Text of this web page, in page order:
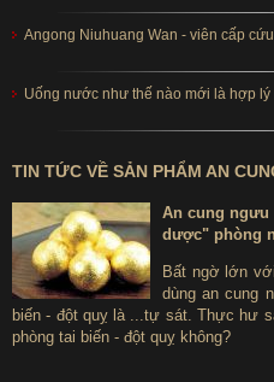
Angong Niuhuang Wan - viên cấp
Uống nước như thế nào mới là hợp lý
TIN TỨC VỀ SẢN PHẨM AN
An cung ngưu
dược" phòng
Bất ngờ lớn
dùng an cung
biến - đột quỵ là ...tự sát. Thực hư
phòng tai biến - đột quỵ không?